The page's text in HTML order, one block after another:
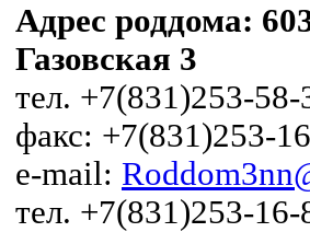
Адрес роддома:
Газовская 3
тел. +7(831)253-
факс: +7(831)253-
e-mail:
тел. +7(831)253-16-